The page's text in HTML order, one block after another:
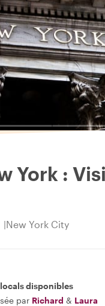
York :
New York City
locals disponibles
par Richard & Laura